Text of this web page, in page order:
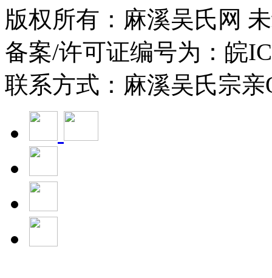
版权所有：麻溪吴氏网
备案/许可证编号为：皖
联系方式：麻溪吴氏宗亲